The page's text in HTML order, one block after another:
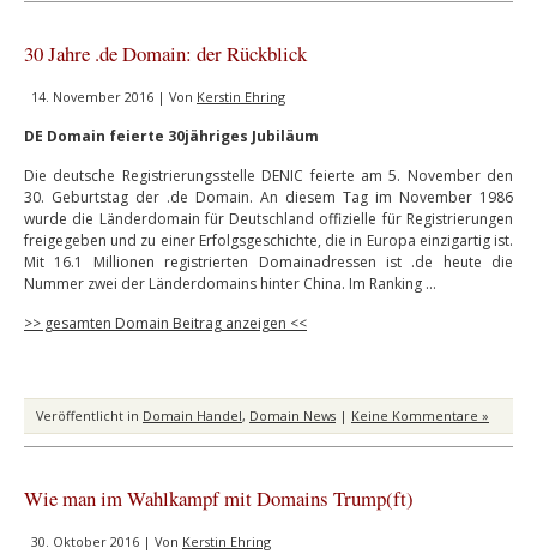
30 Jahre .de Domain: der Rückblick
14. November 2016 | Von Kerstin Ehring
DE Domain feierte 30jähriges Jubiläum
Die deutsche Registrierungsstelle DENIC feierte am 5. November den
30. Geburtstag der .de Domain. An diesem Tag im November 1986
wurde die Länderdomain für Deutschland offizielle für Registrierungen
freigegeben und zu einer Erfolgsgeschichte, die in Europa einzigartig ist.
Mit 16.1 Millionen registrierten Domainadressen ist .de heute die
Nummer zwei der Länderdomains hinter China. Im Ranking …
>> gesamten Domain Beitrag anzeigen <<
Veröffentlicht in Domain Handel, Domain News | Keine Kommentare »
Wie man im Wahlkampf mit Domains Trump(ft)
30. Oktober 2016 | Von Kerstin Ehring